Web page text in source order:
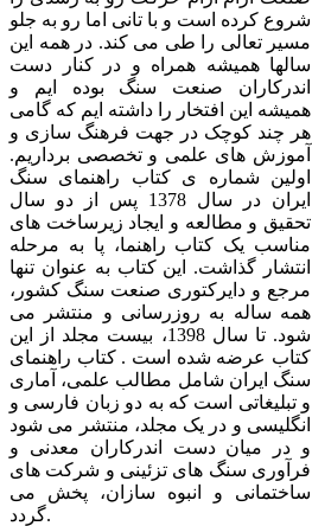
شروع کرده است و با تانی اما رو به جلو
مسیر تعالی را طی می کند. در همه این
سالها همیشه همراه و در کنار دست
اندرکاران صنعت سنگ بوده ایم و
همیشه این افتخار را داشته ایم که گامی
هر چند کوچک در جهت فرهنگ سازی و
آموزش های علمی و تخصصی برداریم.
اولین شماره ی کتاب راهنمای سنگ
ایران در سال 1378 پس از دو سال
تحقیق و مطالعه و ایجاد زیرساخت های
مناسب یک کتاب راهنما، پا به مرحله
انتشار گذاشت. این کتاب به عنوان تنها
مرجع و دایرکتوری صنعت سنگ کشور،
همه ساله به روزرسانی و منتشر می
شود. تا سال 1398، بیست مجلد از این
کتاب عرضه شده است . کتاب راهنمای
سنگ ایران شامل مطالب علمی، آماری
و تبلیغاتی است که به دو زبان فارسی و
انگلیسی و در یک مجلد، منتشر می شود
و در میان دست اندرکاران معدنی و
فرآوری سنگ های تزئینی و شرکت های
ساختمانی و انبوه سازان، پخش می
گردد.